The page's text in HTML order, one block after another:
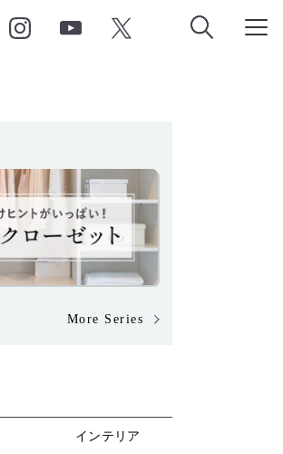
More Series
インテリア